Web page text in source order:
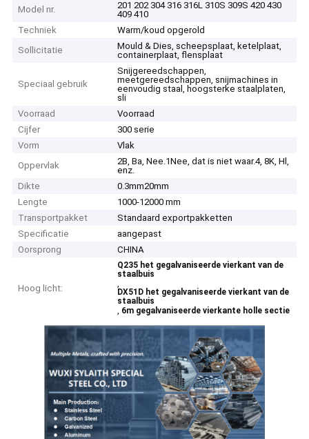
Model nr.
201 202 304 316 316L 310S 309S 420 430
409 410
Techniek
Warm/koud opgerold
Sollicitatie
Mould & Dies, scheepsplaat, ketelplaat,
containerplaat, flensplaat
Speciaal gebruik
Snijgereedschappen,
meetgereedschappen, snijmachines in
eenvoudig staal, hoogsterke staalplaten,
sli
Voorraad
Voorraad
Cijfer
300 serie
Vorm
Vlak
Oppervlak
2B, Ba, Nee.1Nee, dat is niet waar.4, 8K, Hl,
enz.
Dikte
0.3mm20mm
Lengte
1000-12000 mm
Transportpakket
Standaard exportpakketten
Specificatie
aangepast
Oorsprong
CHINA
Hoog licht:
Q235 het gegalvaniseerde vierkant van de
staalbuis
,
DX51D het gegalvaniseerde vierkant van de
staalbuis
, 6m gegalvaniseerde vierkante holle sectie